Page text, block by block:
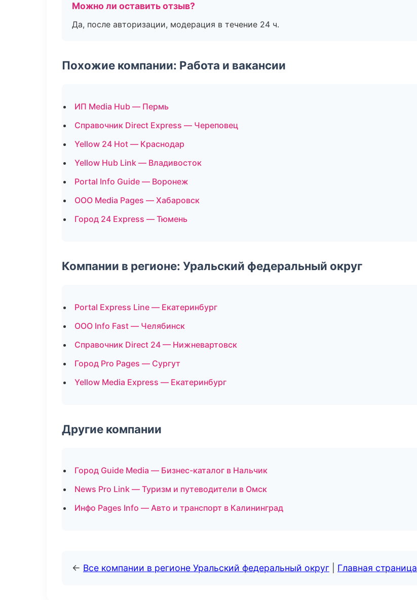
Можно ли оставить отзыв?
Да, после авторизации, модерация в течение 24 ч.
Похожие компании: Работа и вакансии
ИП Media Hub — Пермь
Справочник Direct Express — Череповец
Yellow 24 Hot — Краснодар
Yellow Hub Link — Владивосток
Portal Info Guide — Воронеж
ООО Media Pages — Хабаровск
Город 24 Express — Тюмень
Компании в регионе: Уральский федеральный округ
Portal Express Line — Екатеринбург
ООО Info Fast — Челябинск
Справочник Direct 24 — Нижневартовск
Город Pro Pages — Сургут
Yellow Media Express — Екатеринбург
Другие компании
Город Guide Media — Бизнес-каталог в Нальчик
News Pro Link — Туризм и путеводители в Омск
Инфо Pages Info — Авто и транспорт в Калининград
← Все компании в регионе Уральский федеральный округ Главная страница